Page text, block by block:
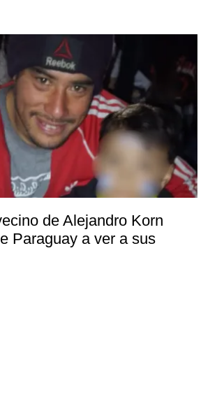
de Alejandro Korn
Paraguay a ver a sus